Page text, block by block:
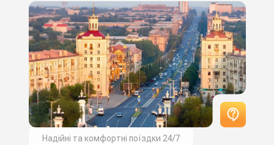
Надійні та комфортні поїздки 24/7